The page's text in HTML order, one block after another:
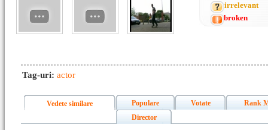
irrelevant
broken
Tag-uri: actor
Vedete similare Populare Votate
Rank
Director